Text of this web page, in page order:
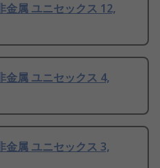
属 ユニセックス 12,
属 ユニセックス 4,
属 ユニセックス 3,